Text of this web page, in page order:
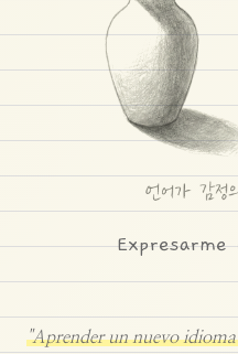
Expresarme
"Aprender un nuevo